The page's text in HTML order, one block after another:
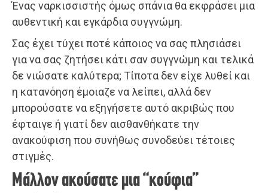
Ένας ναρκισσιστής όμως σπάνια θα εκφράσει μια
αυθεντική και εγκάρδια συγγνώμη.
Σας έχει τύχει ποτέ κάποιος να σας πλησιάσει
για να σας ζητήσει κάτι σαν συγγνώμη και τελικά
δε νιώσατε καλύτερα; Τίποτα δεν είχε λυθεί και
η κατανόηση έμοιαζε να λείπει, αλλά δεν
μπορούσατε να εξηγήσετε αυτό ακριβώς που
έφταιγε ή γιατί δεν αισθανθήκατε την
ανακούφιση που συνήθως συνοδεύει τέτοιες
στιγμές.
Μάλλον ακούσατε μια “κούφια”